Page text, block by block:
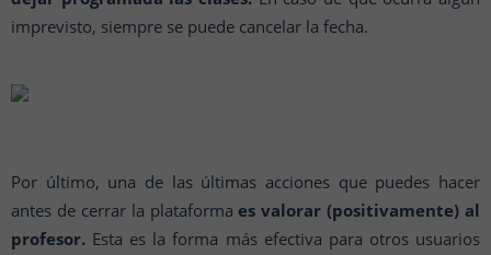
imprevisto, siempre se puede cancelar la fecha.
Por último, una de las últimas acciones que puedes hacer
antes de cerrar la plataforma es valorar (positivamente) al
profesor. Esta es la forma más efectiva para otros usuarios